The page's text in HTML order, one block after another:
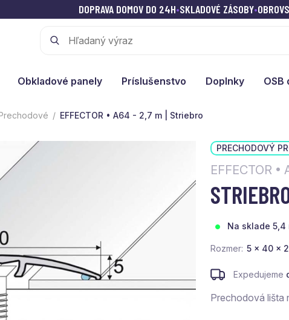
DOPRAVA DOMOV DO 24H•SKLADOVÉ ZÁSOBY•
Obkladové panely Príslušenstvo Doplnky OSB
EFFECTOR • A64 - 2,7 m | Striebro
PRECHODOVÝ
EFFECTOR •
Na sklade 5,4
Rozmer 5 x 40 x
Expedujeme
Prechodová lišta